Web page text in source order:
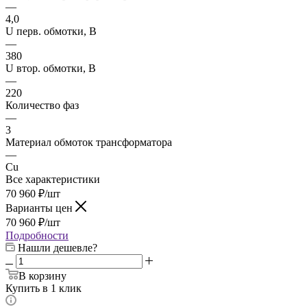
—
4,0
U перв. обмотки, В
—
380
U втор. обмотки, В
—
220
Количество фаз
—
3
Материал обмоток трансформатора
—
Cu
Все характеристики
70 960 ₽/шт
Варианты цен
70 960 ₽/шт
Подробности
Нашли дешевле?
В корзину
Купить в 1 клик